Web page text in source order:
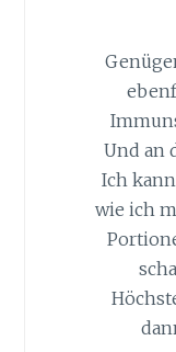
Und an
Ich
wie ich